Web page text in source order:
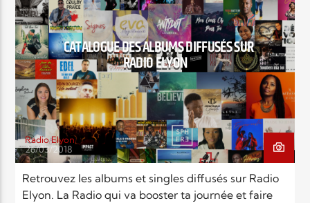
TITRE
ARTISTE
Radio Elyon
CATALOGUE DES ALBUMS DIFFUSÉS SUR
RADIO ELYON
Radio Elyon
26/03/2018
Retrouvez les albums et singles diffusés sur Radio
Elyon. La Radio qui va booster ta journée et faire